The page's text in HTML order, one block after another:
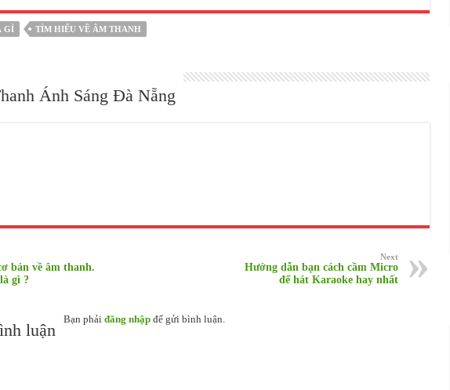
GÌ TÌM HIỂU VỀ ÂM THANH
Ánh Sáng Đà Nẵng
bản về âm thanh.
gì ?
Next
Hướng dẫn bạn cách cầm Micro
để hát Karaoke hay nhất
luận
Bạn phải đăng nhậpđể gửi bình luận.